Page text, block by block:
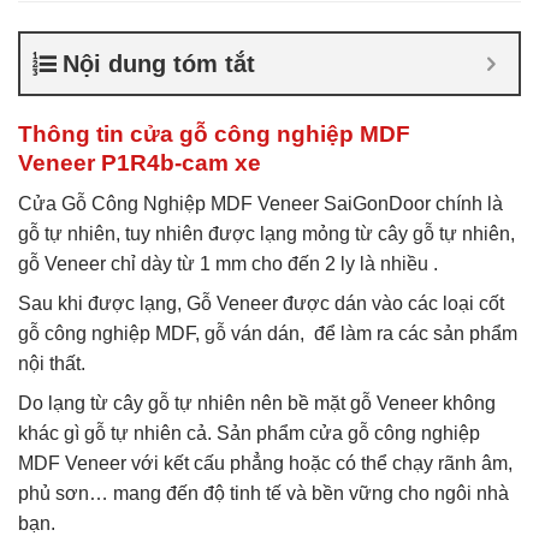
Veneer
Veneer
là gì,Giá cửa gỗ công
Nội dung tóm tắt
Thông tin cửa gỗ công nghiệp MDF
Veneer P1R4b-cam xe
Cửa Gỗ Công Nghiệp MDF Veneer SaiGonDoor chính là
gỗ tự nhiên, tuy nhiên được lạng mỏng từ cây gỗ tự nhiên,
gỗ Veneer chỉ dày từ 1 mm cho đến 2 ly là nhiều .
Sau khi được lạng, Gỗ Veneer được dán vào các loại cốt
gỗ công nghiệp MDF, gỗ ván dán, để làm ra các sản phẩm
nội thất.
Do lạng từ cây gỗ tự nhiên nên bề mặt gỗ Veneer không
khác gì gỗ tự nhiên cả. Sản phẩm cửa gỗ công nghiệp
MDF Veneer với kết cấu phẳng hoặc có thể chạy rãnh âm,
phủ sơn… mang đến độ tinh tế và bền vững cho ngôi nhà
bạn.